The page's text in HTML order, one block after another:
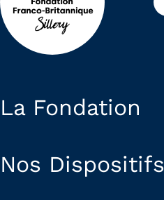
La Fondation
Nos Dispositifs